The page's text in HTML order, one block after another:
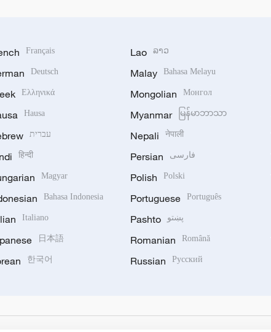
Français
Deutsch
Ελληνικά
Hausa
עברית
हिन्दी
Magyar
Bahasa Indonesia
Italiano
日本語
한국어
Lao ລາວ
Malay Bahasa Melayu
Mongolian Монгол
Myanmar မြန်မာဘာသာ
Nepali नेपाली
Persian فارسی
Polish Polski
Portuguese Português
Pashto پښتو
Romanian Română
Russian Русский